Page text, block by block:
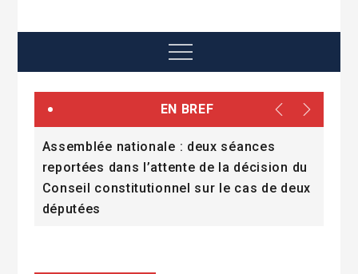
Menu
EN BREF
Assemblée nationale : deux séances
reportées dans l’attente de la décision du
Conseil constitutionnel sur le cas de deux
députées